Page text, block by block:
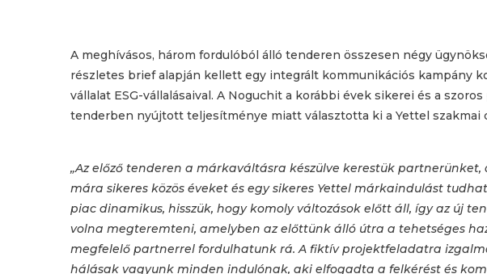
A meghívásos, három fordulóból álló tenderen összesen négy
részletes brief alapján kellett egy integrált kommunikációs kampány
vállalat ESG-vállalásaival. A Noguchit a korábbi évek sikerei és a
tenderben nyújtott teljesítménye miatt választotta ki a Yettel szakmai
„Az előző tenderen a márkaváltásra készülve kerestük
mára sikeres közös éveket és egy sikeres Yettel márkaindulást
piac dinamikus, hisszük, hogy komoly változások előtt áll, így az új
volna megteremteni, amelyben az előttünk álló útra a tehetséges
megfelelő partnerrel fordulhatunk rá. A fiktív projektfeladatra
hálásak vagyunk minden indulónak, aki elfogadta a felkérést és